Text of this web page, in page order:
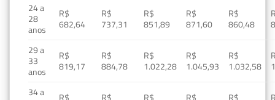
24 a
28
anos
R$
682,64
R$
737,31
R$
851,89
R$
871,60
R$
860,48
29 a
33
anos
R$
819,17
R$
884,78
R$
1.022,28
R$
1.045,93
R$
1.032,58
34 a